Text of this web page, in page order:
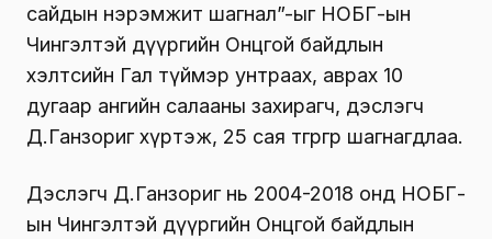
сайдын нэрэмжит шагнал”-ыг НОБГ-ын
Чингэлтэй дүүргийн Онцгой байдлын
хэлтсийн Гал түймэр унтраах, аврах 10
дугаар ангийн салааны захирагч, дэслэгч
Д.Ганзориг хүртэж, 25 сая төгрөгөөр шагнагдлаа.
Дэслэгч Д.Ганзориг нь 2004-2018 онд НОБГ-
ын Чингэлтэй дүүргийн Онцгой байдлын